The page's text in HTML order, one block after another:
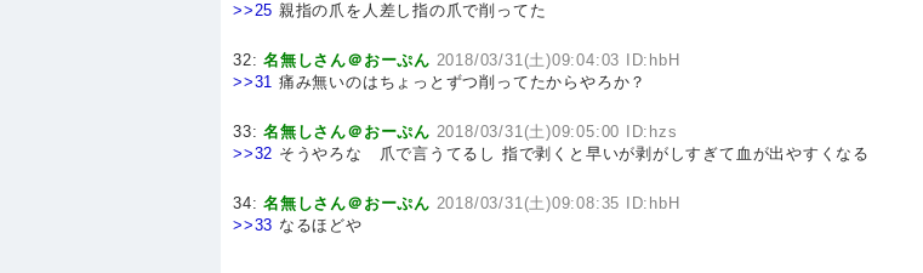
>>25 親指の爪を人差し指の爪で削ってた
32:名無しさん＠おーぷん 2018/03/31(土)09:04:03 ID:hbH
>>31 痛み無いのはちょっとずつ削ってたからやろか？
33:名無しさん＠おーぷん 2018/03/31(土)09:05:00 ID:hzs
>>32 そうやろな 爪で言うてるし 指で剥くと早いが剥がしすぎて血が出やすくなる
34:名無しさん＠おーぷん 2018/03/31(土)09:08:35 ID:hbH
>>33 なるほどや